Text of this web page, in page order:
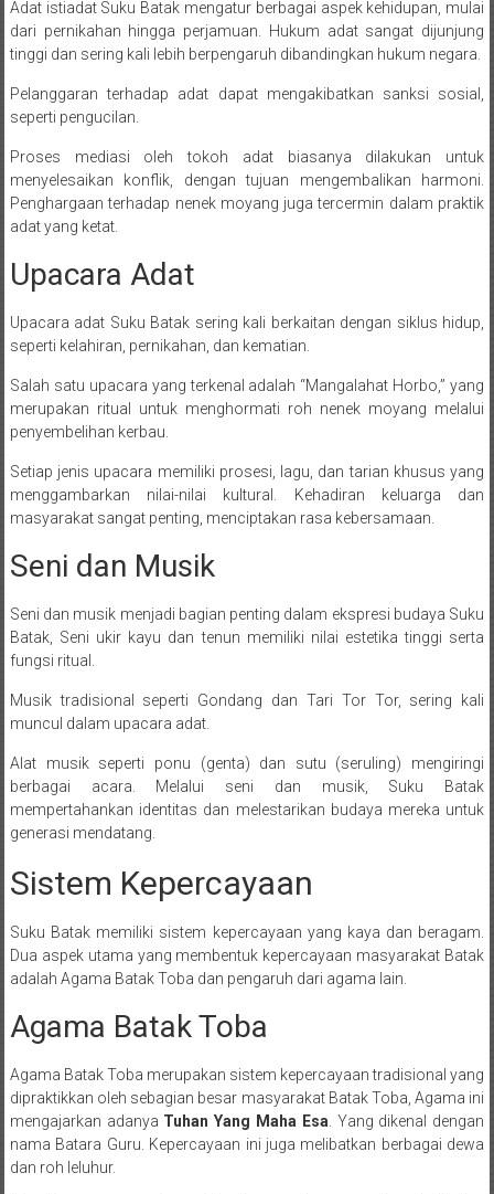
Adat istiadat Suku Batak mengatur berbagai aspek kehidupan, mulai
dari pernikahan hingga perjamuan. Hukum adat sangat dijunjung
tinggi dan sering kali lebih berpengaruh dibandingkan hukum negara.
Pelanggaran terhadap adat dapat mengakibatkan sanksi sosial,
seperti pengucilan.
Proses mediasi oleh tokoh adat biasanya dilakukan untuk
menyelesaikan konflik, dengan tujuan mengembalikan harmoni.
Penghargaan terhadap nenek moyang juga tercermin dalam praktik
adat yang ketat.
Upacara Adat
Upacara adat Suku Batak sering kali berkaitan dengan siklus hidup,
seperti kelahiran, pernikahan, dan kematian.
Salah satu upacara yang terkenal adalah “Mangalahat Horbo,” yang
merupakan ritual untuk menghormati roh nenek moyang melalui
penyembelihan kerbau.
Setiap jenis upacara memiliki prosesi, lagu, dan tarian khusus yang
menggambarkan nilai-nilai kultural. Kehadiran keluarga dan
masyarakat sangat penting, menciptakan rasa kebersamaan.
Seni dan Musik
Seni dan musik menjadi bagian penting dalam ekspresi budaya Suku
Batak, Seni ukir kayu dan tenun memiliki nilai estetika tinggi serta
fungsi ritual.
Musik tradisional seperti Gondang dan Tari Tor Tor, sering kali
muncul dalam upacara adat.
Alat musik seperti ponu (genta) dan sutu (seruling) mengiringi
berbagai acara. Melalui seni dan musik, Suku Batak
mempertahankan identitas dan melestarikan budaya mereka untuk
generasi mendatang.
Sistem Kepercayaan
Suku Batak memiliki sistem kepercayaan yang kaya dan beragam.
Dua aspek utama yang membentuk kepercayaan masyarakat Batak
adalah Agama Batak Toba dan pengaruh dari agama lain.
Agama Batak Toba
Agama Batak Toba merupakan sistem kepercayaan tradisional yang
dipraktikkan oleh sebagian besar masyarakat Batak Toba, Agama ini
mengajarkan adanya Tuhan Yang Maha Esa . Yang dikenal dengan
nama Batara Guru. Kepercayaan ini juga melibatkan berbagai dewa
dan roh leluhur.